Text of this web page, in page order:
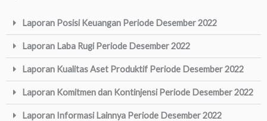
Laporan Posisi Keuangan Periode Desember 2022
Laporan Laba Rugi Periode Desember 2022
Laporan Kualitas Aset Produktif Periode Desember 2022
Laporan Komitmen dan Kontinjensi Periode Desember 2022
Laporan Informasi Lainnya Periode Desember 2022